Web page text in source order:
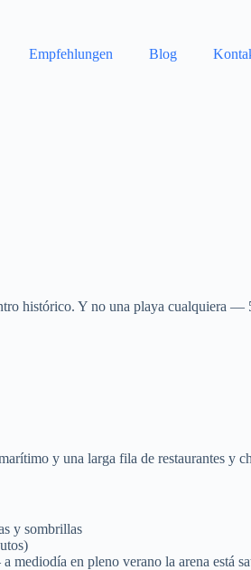
Empfehlungen Blog
histórico. Y no una playa cualquiera
y una larga fila de restaurantes y
y sombrillas
en pleno verano la arena está